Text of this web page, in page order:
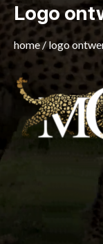
Logo
home/ logo